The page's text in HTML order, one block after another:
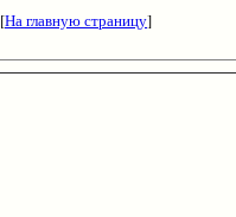
[На главную страницу]